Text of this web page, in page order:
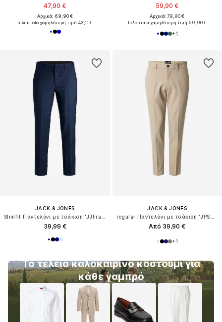
47,90 €
Αρχικά: 69,90 €
Τελευταία χαμηλότερη τιμή:43,11 €
59,90 €
Αρχικά: 79,90 €
Τελευταία χαμηλότερη τιμή:59,90 €
+1
JACK & JONES
39,99 €
Το τέλειο καλοκαιρινό κοστούμι για
κάθε γαμπρό
JACK & JONES
Από 39,90 €
+1